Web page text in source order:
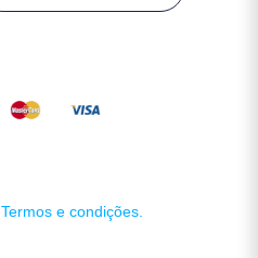
Termos e condições.